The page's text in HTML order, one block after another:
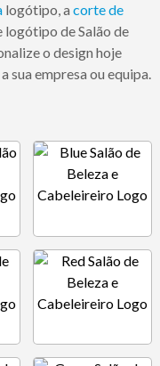
logótipo, a corte de
logótipo de Salão de
o design hoje
sua empresa ou equipa.